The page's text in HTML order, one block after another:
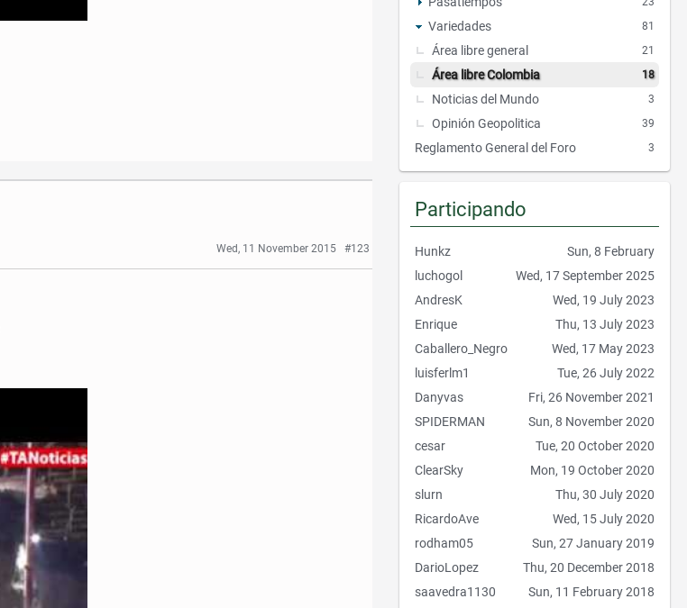
Wed, 11 November 2015 #123
81
Variedades
21
Área libre general
18
Área libre Colombia
3
Noticias del Mundo
39
Opinión Geopolitica
3
Reglamento General del Foro
Participando
Sun, 8 February
Hunkz
Wed, 17 September 2025
luchogol
Wed, 19 July 2023
AndresK
Thu, 13 July 2023
Enrique
Wed, 17 May 2023
Caballero_Negro
Tue, 26 July 2022
luisferlm1
Fri, 26 November 2021
Danyvas
Sun, 8 November 2020
SPIDERMAN
Tue, 20 October 2020
cesar
Mon, 19 October 2020
ClearSky
Thu, 30 July 2020
slurn
Wed, 15 July 2020
RicardoAve
Sun, 27 January 2019
rodham05
Thu, 20 December 2018
DarioLopez
Sun, 11 February 2018
saavedra1130